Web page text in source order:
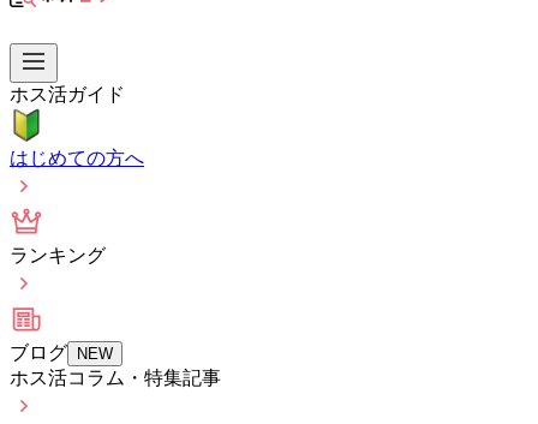
ホス活ガイド
はじめての方へ
ランキング
ブログ NEW
ホス活コラム・特集記事